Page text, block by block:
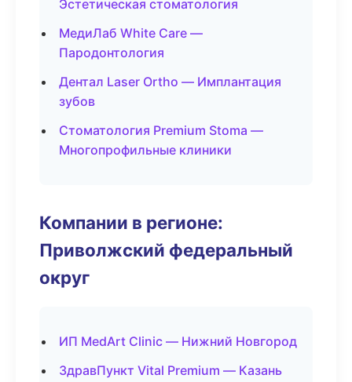
Эстетическая стоматология
МедиЛаб White Care —
Пародонтология
Дентал Laser Ortho — Имплантация
зубов
Стоматология Premium Stoma —
Многопрофильные клиники
Компании в регионе:
Приволжский федеральный
округ
ИП MedArt Clinic — Нижний Новгород
ЗдравПункт Vital Premium — Казань